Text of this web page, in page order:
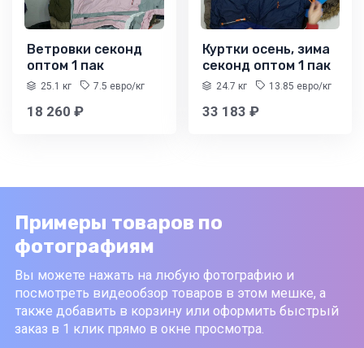
Ветровки секонд
оптом 1 пак
25.1 кг 7.5 евро/кг
18 260 ₽
Куртки осень, зима
секонд оптом 1 пак
24.7 кг 13.85 евро/кг
33 183 ₽
Примеры товаров по
фотографиям
Вы можете нажать на любую фотографию и
посмотреть видеообзор товаров в этом мешке, а
также добавить в корзину или оформить быстрый
заказ в 1 клик прямо в окне просмотра.